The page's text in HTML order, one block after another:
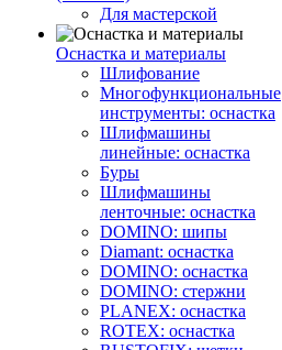
Для мастерской
Оснастка и материалы
Шлифование
Многофункциональные
инструменты: оснастка
Шлифмашины
линейные: оснастка
Буры
Шлифмашины
ленточные: оснастка
DOMINO: шипы
Diamant: оснастка
DOMINO: оснастка
DOMINO: стержни
PLANEX: оснастка
ROTEX: оснастка